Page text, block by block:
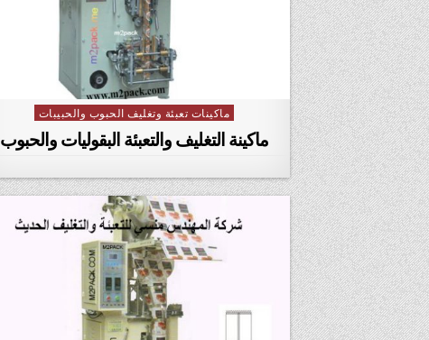
Posted in
ماكينات تعبئة وتغليف الحبوب والحبيبات
ماكينة التغليف والتعبئة البقوليات والحبوب